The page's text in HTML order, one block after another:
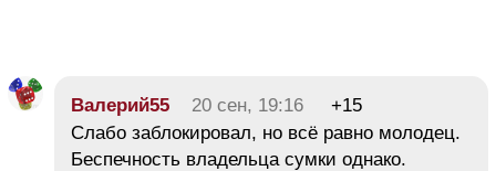
Валерий55 20 сен, 19:16
+15
Слабо заблокировал, но всё равно молодец.
Беспечность владельца сумки однако.